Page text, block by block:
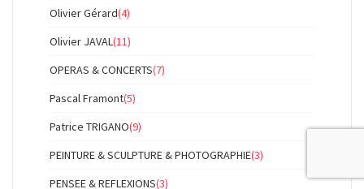
Olivier Gérard(4)
Olivier JAVAL(11)
OPERAS & CONCERTS(7)
Pascal Framont(5)
Patrice TRIGANO(9)
PEINTURE & SCULPTURE & PHOTOGRAPHIE(3)
PENSEE & REFLEXIONS(3)